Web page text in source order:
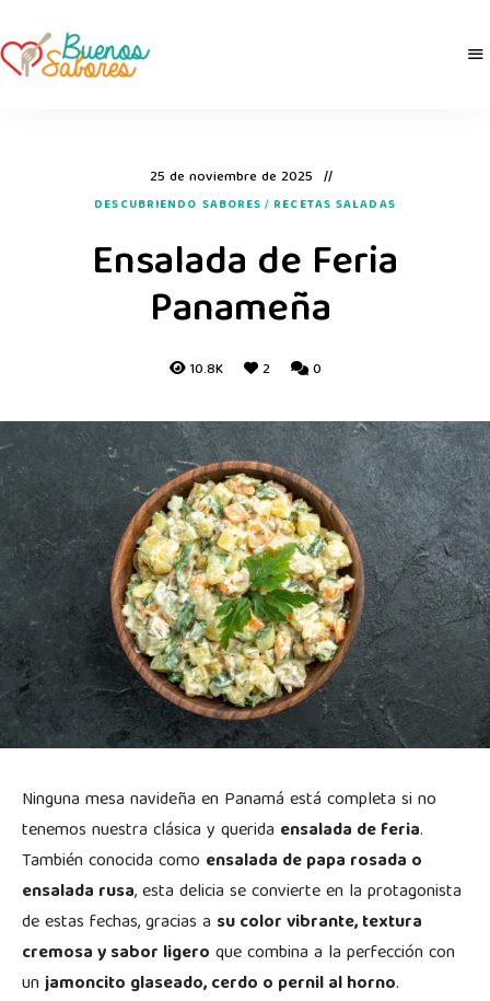
25 de noviembre de 2025
DESCUBRIENDO SABORES / RECETAS SALADAS
Ensalada de Feria
Panameña
10.8K 2 0
Ninguna mesa navideña en Panamá está completa si no
tenemos nuestra clásica y querida ensalada de feria.
También conocida como ensalada de papa rosada o
ensalada rusa, esta delicia se convierte en la protagonista
de estas fechas, gracias a su color vibrante, textura
cremosa y sabor ligero que combina a la perfección con
unjamoncito glaseado, cerdo o pernil al horno.